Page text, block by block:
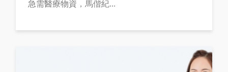
急需醫療物資，馬偕紀...